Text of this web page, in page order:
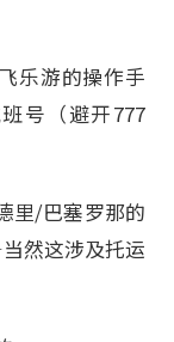
乐游的操作手
号（避开777
里/巴塞罗那的
然这涉及托运